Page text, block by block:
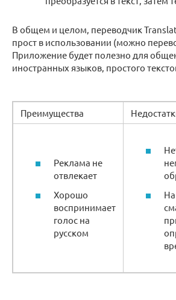
В общем и целом, переводчик
прост в использовании (можно
Приложение будет полезно для
иностранных языков, простого
Преимущества
Реклама не
отвлекает
Хорошо
воспринимает
голос на
русском